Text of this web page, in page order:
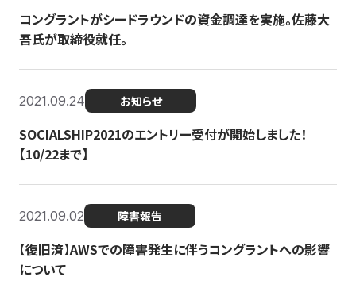
コングラントがシードラウンドの資金調達を実施。佐藤大
吾氏が取締役就任。
2021.09.24 お知らせ
SOCIALSHIP2021のエントリー受付が開始しました！
【10/22まで】
2021.09.02 障害報告
【復旧済】AWSでの障害発生に伴うコングラントへの影響
について